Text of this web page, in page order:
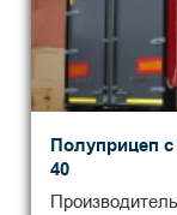
Полуприцеп с
40